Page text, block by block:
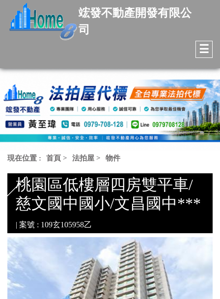
竤發不動產開發有限公
司
☰
現在位置 : 首頁 > 法拍屋 > 物件
桃園區低樓層四房雙平車/
慈文國中國小/文昌國中***
| 案號 : 109玄105958乙